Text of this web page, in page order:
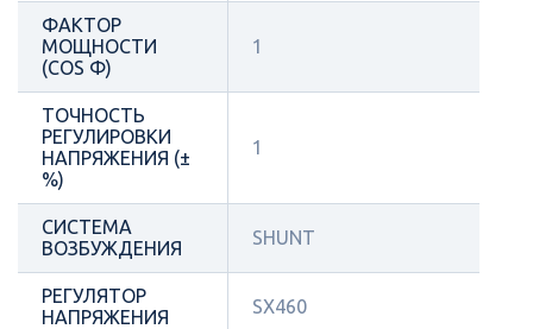
ФАКТОР
МОЩНОСТИ
(COS Φ)
1
ТОЧНОСТЬ
РЕГУЛИРОВКИ
НАПРЯЖЕНИЯ (±
%)
1
СИСТЕМА
ВОЗБУЖДЕНИЯ
SHUNT
РЕГУЛЯТОР
НАПРЯЖЕНИЯ
SX460